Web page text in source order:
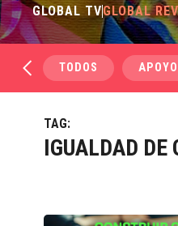
GLOBAL TVGLOBAL
TODOS
TAG:
IGUALDAD DE